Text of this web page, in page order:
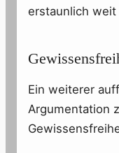
erstaunlich
Ein weiterer
Argumentation